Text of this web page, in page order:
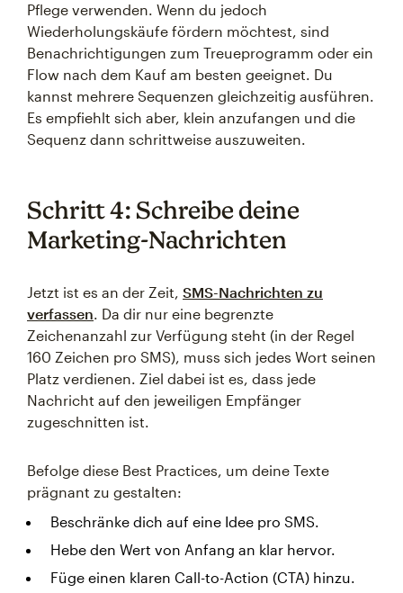
Pflege verwenden. Wenn du jedoch
Wiederholungskäufe fördern möchtest, sind
Benachrichtigungen zum Treueprogramm oder ein
Flow nach dem Kauf am besten geeignet. Du
kannst mehrere Sequenzen gleichzeitig ausführen.
Es empfiehlt sich aber, klein anzufangen und die
Sequenz dann schrittweise auszuweiten.
Schritt 4: Schreibe deine
Marketing-Nachrichten
Jetzt ist es an der Zeit, SMS-Nachrichten zu
verfassen. Da dir nur eine begrenzte
Zeichenanzahl zur Verfügung steht (in der Regel
160 Zeichen pro SMS), muss sich jedes Wort seinen
Platz verdienen. Ziel dabei ist es, dass jede
Nachricht auf den jeweiligen Empfänger
zugeschnitten ist.
Befolge diese Best Practices, um deine Texte
prägnant zu gestalten:
Beschränke dich auf eine Idee pro SMS.
Hebe den Wert von Anfang an klar hervor.
Füge einen klaren Call-to-Action (CTA) hinzu.